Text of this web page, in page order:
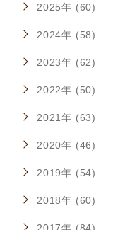
2025年 (60)
2024年 (58)
2023年 (62)
2022年 (50)
2021年 (63)
2020年 (46)
2019年 (54)
2018年 (60)